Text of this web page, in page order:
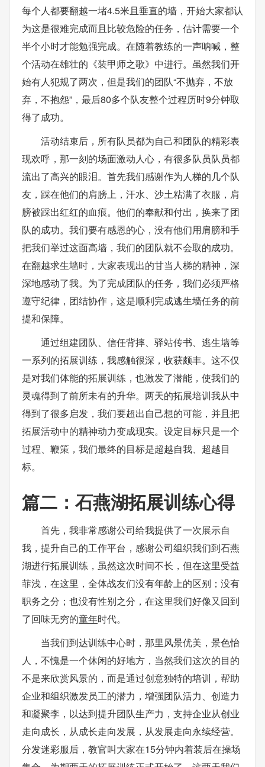
每个人都要翻越一堵4.5米且垂直的墙，开始大家都认
为这是很难完成而且比较危险的任务，估计需要一个
半个小时才能勉强完成。在随着教练的一声呐喊，整
个活动在雄壮的《装甲师之歌》中进行。虽然我们开
始有人犯规了两次，但是我们的团队“不抛弃，不放
弃，不抱怨”，最后80多个队友整个过程历时9分钟取
得了成功。
活动结束后，所有队员都为自己和团队的精彩表
现欢呼，那一刻的场面激动人心，有很多队员队员都
流出了高兴的眼泪。首先我们感谢作为人梯的几个队
友，踩在他们的肩膀上，汗水、沙土粘满了衣服，肩
膀被踩出红红的血痕。他们的奉献和付出，换来了团
队的成功。我们要有感恩的心，没有他们用肩膀和手
把我们举过这面高墙，我们的团队就不会取的成功。
在翻越求生墙时，大家表现出的甘当人梯的精神，深
深地感动了我。为了完成团队的任务，我们必须严格
遵守纪律，团结协作，这是顺利完成逃生墙任务的前
提和保障。
通过组建团队、信任背摔、驿站传书、逃生墙等
一系列的拓展训练，我感触很深，收获颇丰。这不仅
是对我们体能的拓展训练，也激发了潜能，使我们的
灵魂得到了前所未有的升华。两天的拓展培训我从中
得到了很多启发，我们要超出自己想的可能，并且把
拓展活动中的精神动力变成现实。设定目标只是一个
过程、鞭策，我们最终的目标是超越自我、超越目
标。
篇二：石燕湖拓展训练心得
首先，我非常感谢公司给我提供了一次展示自
我，提升自己的工作平台，感谢公司组织我们到石燕
湖进行拓展训练，虽然这次时间不长，但在这里受益
菲浅，在这里，全体战友们没有年龄上的区别；没有
职务之分；也没有性别之分，在这里我们好像又回到
了回味无穷的童年时代。
当我们到达训练中心时，那里风景优美，景色怡
人，不愧是一个休闲的好地方，当然我们这次的目的
不是来欣赏风景的，而是通过创意独特的培训，帮助
企业和组织激发员工的潜力，增强团队活力、创造力
和凝聚李，以达到提升团队生产力，支持企业从创业
走向成长，从成长走向发展，从发展走向永续经营。
分发迷彩服后，教官叫大家在15分钟内着装后在操场